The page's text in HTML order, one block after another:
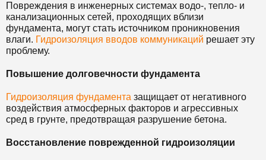
Повреждения в инженерных системах водо-, тепло- и
канализационных сетей, проходящих вблизи
фундамента, могут стать источником проникновения
влаги. Гидроизоляция вводов коммуникаций решает эту
проблему.
Повышение долговечности фундамента
Гидроизоляция фундамента защищает от негативного
воздействия атмосферных факторов и агрессивных
сред в грунте, предотвращая разрушение бетона.
Восстановление поврежденной гидроизоляции